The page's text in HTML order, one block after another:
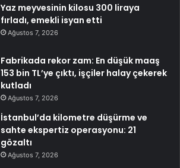
Yaz meyvesinin kilosu 300 liraya
fırladı, emekli isyan etti
Ağustos 7, 2026
Fabrikada rekor zam: En düşük maaş
153 bin TL’ye çıktı, işçiler halay çekerek
kutladı
Ağustos 7, 2026
İstanbul’da kilometre düşürme ve
sahte ekspertiz operasyonu: 21
gözaltı
Ağustos 7, 2026